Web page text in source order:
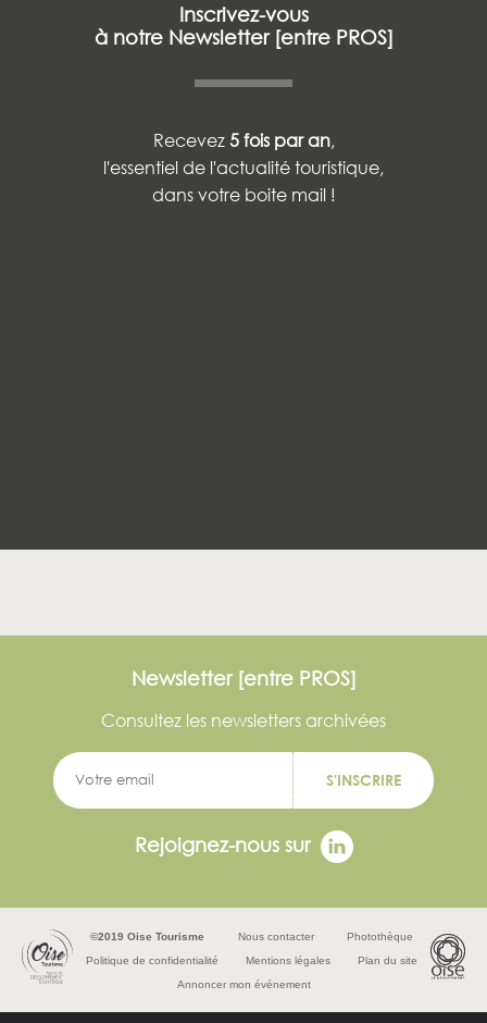
Inscrivez-vous
à notre Newsletter [entre PROS]
Recevez5 fois par an,
l'essentiel de l'actualité touristique,
dans votre boite mail !
Newsletter [entre PROS]
Consultez les newsletters archivées
S'INSCRIRE
Rejoignez-nous sur
©2019 Oise Tourisme Nous contacter
Photothèque
Politique de confidentialité
Mentions légales
Plan du site
Annoncer mon événement